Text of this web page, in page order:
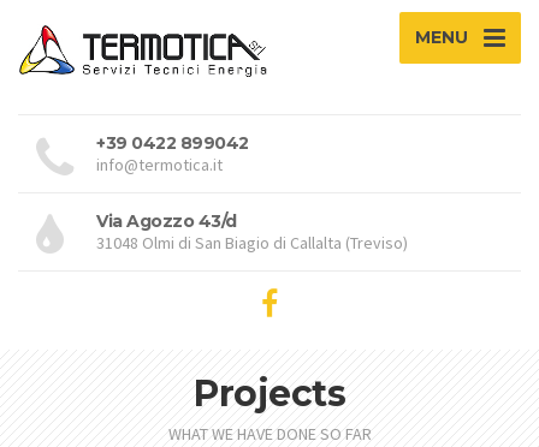
MENU
+39 0422 899042
info@termotica.it
Via Agozzo 43/d
31048 Olmi di San Biagio di Callalta (Treviso)
Projects
WHAT WE HAVE DONE SO FAR